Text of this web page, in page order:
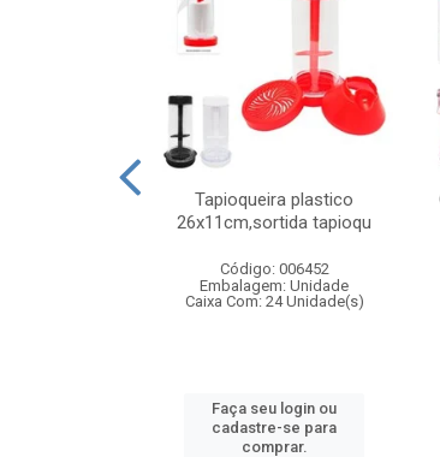
Tapioqueira plastico
26x11cm,sortida tapioqu
Código: 006452
Embalagem: Unidade
Caixa Com: 24 Unidade(s)
Faça seu login ou
cadastre-se para
comprar.